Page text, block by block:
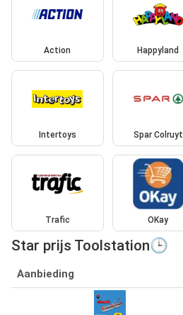
Action Happyland
Intertoys Spar Colruyt
Trafic OKay
Star prijs Toolstation🕒
Aanbieding